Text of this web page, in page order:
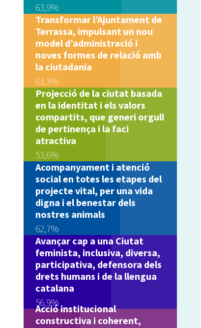
63,9%
Transformar l’Ajuntament de
Terrassa, impulsant un nou
model d’administració i
noves formes de relació amb
la ciutadania
63,3%
Projecció de la ciutat basada
en la identitat i els valors
compartits, que generi orgull
de pertinença i la faci
atractiva
53,6%
Acompanyament i atenció
social en totes les etapes del
projecte vital, per una vida
digna i el benestar dels
nostres animals
62,7%
Avançar cap a una Ciutat
feminista, inclusiva, diversa,
participativa, defensora dels
drets humans i de la llengua
catalana
56,9%
Acció institucional
constructiva i coherent,